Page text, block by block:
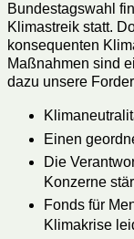
Bundestagswahl
Klimastreik statt.
konsequenten
Maßnahmen sind
dazu unsere
Einen
Die
Konzerne
Fonds für
Klimakrise